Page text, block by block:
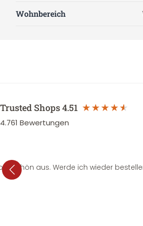
Wohnbereich
Trusted Shops4.51
4.761 Bewertungen
schön aus. Werde ich wieder